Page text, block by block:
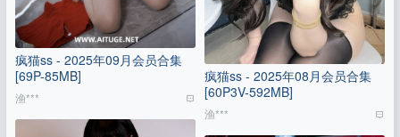
疯猫ss - 2025年09月会员合集
[69P-85MB]
渔***
疯猫ss - 2025年08月会员合集
[60P3V-592MB]
渔***